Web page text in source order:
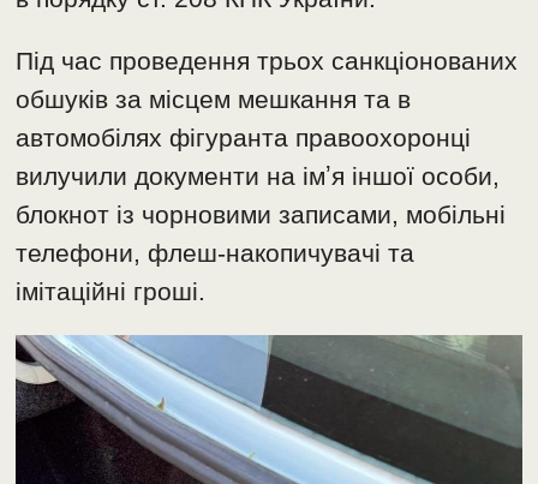
Під час проведення трьох санкціонованих
обшуків за місцем мешкання та в
автомобілях фігуранта правоохоронці
вилучили документи на імʼя іншої особи,
блокнот із чорновими записами, мобільні
телефони, флеш-накопичувачі та
імітаційні гроші.